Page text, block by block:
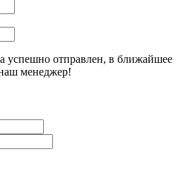
успешно отправлен, в ближайшее
менеджер!